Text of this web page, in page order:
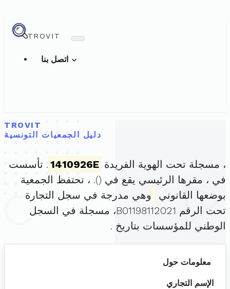
TROVIT
TROVIT
دليل الجمعيات التونسية
، مسجلة تحت الهوية الفريدة 1410926E . تأسست
في ، مقرها الرئيسي يقع في (). ، تحتفظ الجمعية
بوضعها القانوني
وهي مدرجة في سجل التجارة
تحت الرقم B01198112021، مسجلة في السجل
الوطني للمؤسسات بتاريخ .
معلومات حول
الإسم التجاري